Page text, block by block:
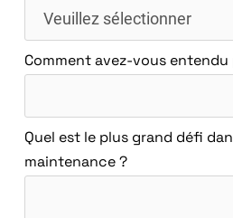
Comment avez-vous entendu
Quel est le plus grand défi
maintenance ?